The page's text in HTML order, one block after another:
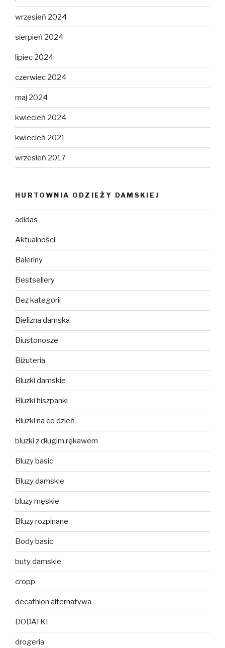
wrzesień 2024
sierpień 2024
lipiec 2024
czerwiec 2024
maj 2024
kwiecień 2024
kwiecień 2021
wrzesień 2017
HURTOWNIA ODZIEŻY DAMSKIEJ
adidas
Aktualności
Baleriny
Bestsellery
Bez kategorii
Bielizna damska
Biustonosze
Biżuteria
Bluzki damskie
Bluzki hiszpanki
Bluzki na co dzień
bluzki z długim rękawem
Bluzy basic
Bluzy damskie
bluzy męskie
Bluzy rozpinane
Body basic
buty damskie
cropp
decathlon alternatywa
DODATKI
drogeria